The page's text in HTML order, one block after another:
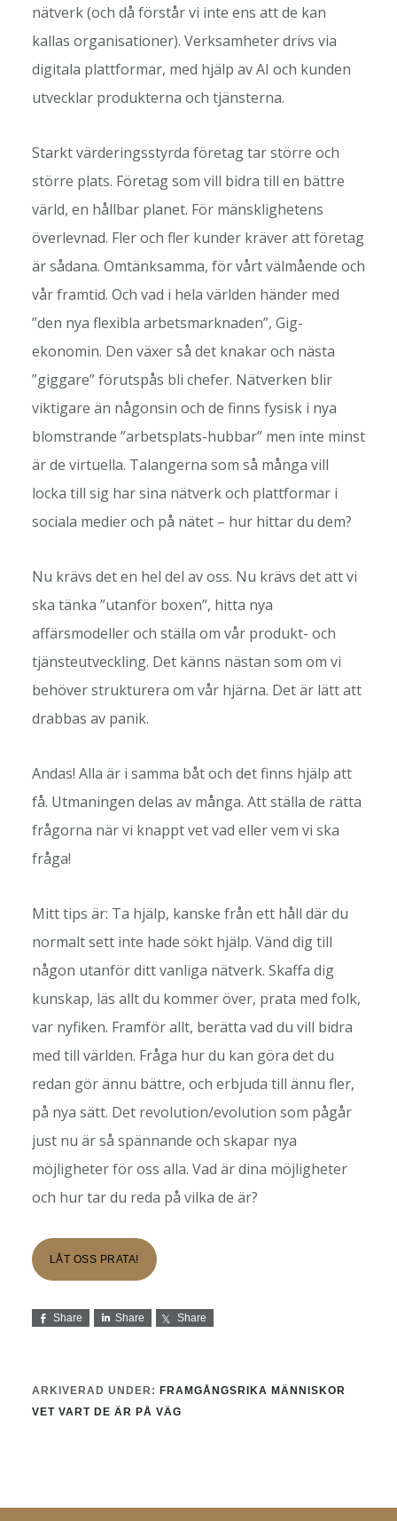
nätverk (och då förstår vi inte ens att de kan
kallas organisationer). Verksamheter drivs via
digitala plattformar, med hjälp av AI och kunden
utvecklar produkterna och tjänsterna.
Starkt värderingsstyrda företag tar större och
större plats. Företag som vill bidra till en bättre
värld, en hållbar planet. För mänsklighetens
överlevnad. Fler och fler kunder kräver att företag
är sådana. Omtänksamma, för vårt välmående och
vår framtid. Och vad i hela världen händer med
”den nya flexibla arbetsmarknaden”, Gig-
ekonomin. Den växer så det knakar och nästa
”giggare” förutspås bli chefer. Nätverken blir
viktigare än någonsin och de finns fysisk i nya
blomstrande ”arbetsplats-hubbar” men inte minst
är de virtuella. Talangerna som så många vill
locka till sig har sina nätverk och plattformar i
sociala medier och på nätet – hur hittar du dem?
Nu krävs det en hel del av oss. Nu krävs det att vi
ska tänka ”utanför boxen”, hitta nya
affärsmodeller och ställa om vår produkt- och
tjänsteutveckling. Det känns nästan som om vi
behöver strukturera om vår hjärna. Det är lätt att
drabbas av panik.
Andas! Alla är i samma båt och det finns hjälp att
få. Utmaningen delas av många. Att ställa de rätta
frågorna när vi knappt vet vad eller vem vi ska
fråga!
Mitt tips är: Ta hjälp, kanske från ett håll där du
normalt sett inte hade sökt hjälp. Vänd dig till
någon utanför ditt vanliga nätverk. Skaffa dig
kunskap, läs allt du kommer över, prata med folk,
var nyfiken. Framför allt, berätta vad du vill bidra
med till världen. Fråga hur du kan göra det du
redan gör ännu bättre, och erbjuda till ännu fler,
på nya sätt. Det revolution/evolution som pågår
just nu är så spännande och skapar nya
möjligheter för oss alla. Vad är dina möjligheter
och hur tar du reda på vilka de är?
LÅT OSS PRATA!
Share Share Share
ARKIVERAD UNDER: FRAMGÅNGSRIKA MÄNNISKOR
VET VART DE ÄR PÅ VÄG